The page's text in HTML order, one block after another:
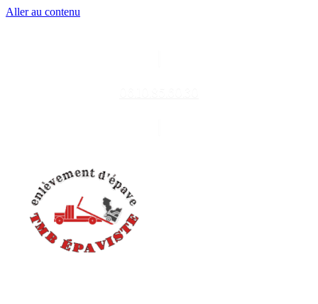
Aller au contenu